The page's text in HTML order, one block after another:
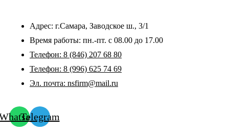
Адрес: г.Самара, Заводское ш., 3/1
Время работы: пн.-пт. с 08.00 до 17.00
Телефон: 8 (846) 207 68 80
Телефон: 8 (996) 625 74 69
Эл. почта: nsfirm@mail.ru
Telegram